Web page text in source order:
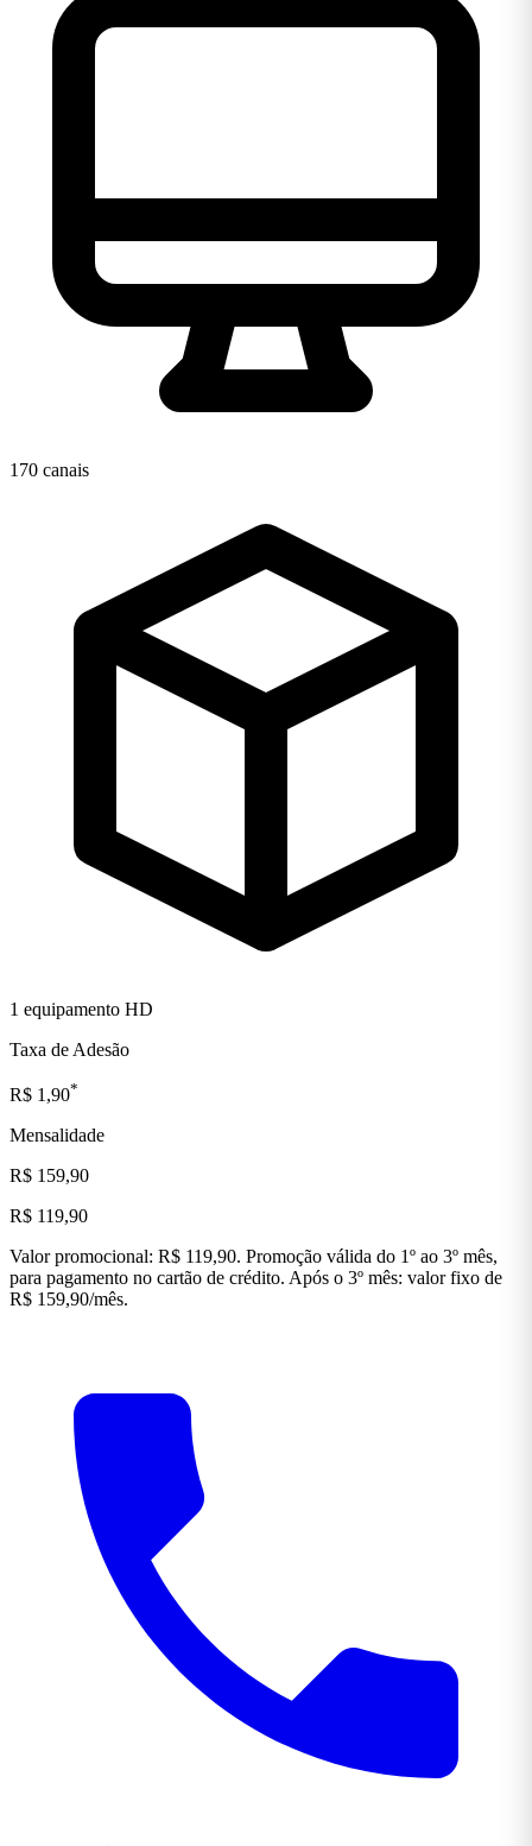
170 canais
1 equipamento HD
Taxa de Adesão
R$ 1,90*
Mensalidade
R$ 159,90
R$ 119,90
Valor promocional: R$ 119,90. Promoção válida do 1º ao 3º mês,
para pagamento no cartão de crédito. Após o 3º mês: valor fixo de
R$ 159,90/mês.